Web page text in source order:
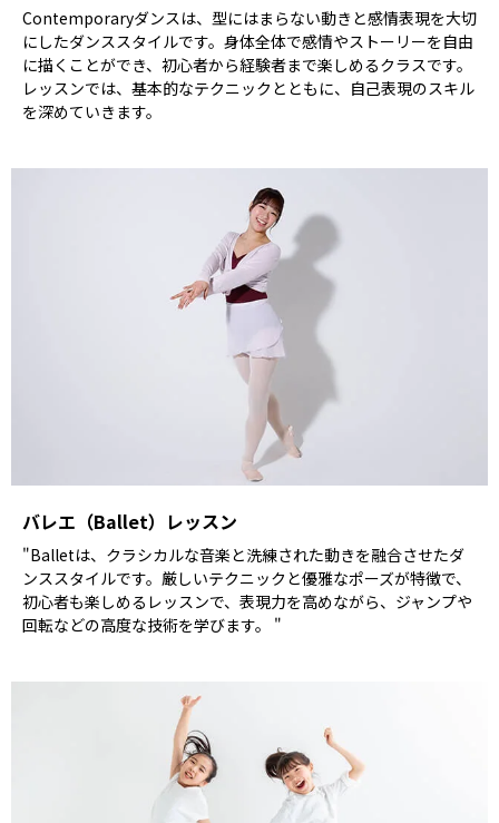
Contemporaryダンスは、型にはまらない動きと感情表現を大切
にしたダンススタイルです。身体全体で感情やストーリーを自由
に描くことができ、初心者から経験者まで楽しめるクラスです。
レッスンでは、基本的なテクニックとともに、自己表現のスキル
を深めていきます。
バレエ（Ballet）レッスン
"Balletは、クラシカルな音楽と洗練された動きを融合させたダ
ンススタイルです。厳しいテクニックと優雅なポーズが特徴で、
初心者も楽しめるレッスンで、表現力を高めながら、ジャンプや
回転などの高度な技術を学びます。 "